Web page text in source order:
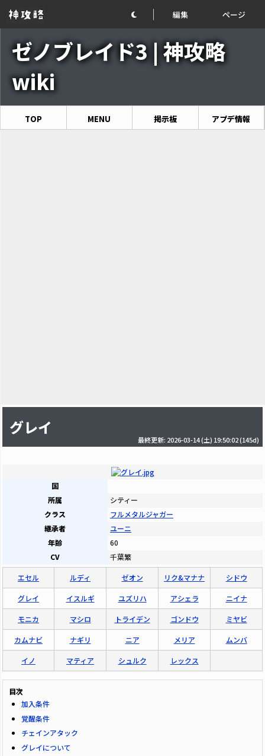
編集 ページ
ゼノブレイド3 | 神攻略
wiki
TOP MENU 掲示板 アプデ情報
グレイ
最終更新: 2026-03-14 (土) 19:50:02(145d)
国
所属
シティー
クラス
フルメタルジャガー
継承者
ユーニ
年齢
60
CV
千葉繁
エセル ルディ ゼオン リク&マナナ シドウ
グレイ イスルギ ユズリハ アシェラ ニイナ
モニカ マシロ トライデン ゴンドウ ミヤビ
カムナビ ナギリ ニア メリア ムンバ
イノ マティア シュルク レックス
目次
加入条件
覚醒条件
チェインアタック
グレイについて